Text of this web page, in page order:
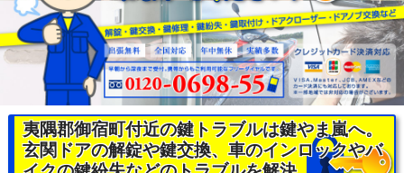
夷隅郡御宿町付近の鍵トラブルは鍵やま嵐へ。
玄関ドアの解錠や鍵交換、車のインロックやバ